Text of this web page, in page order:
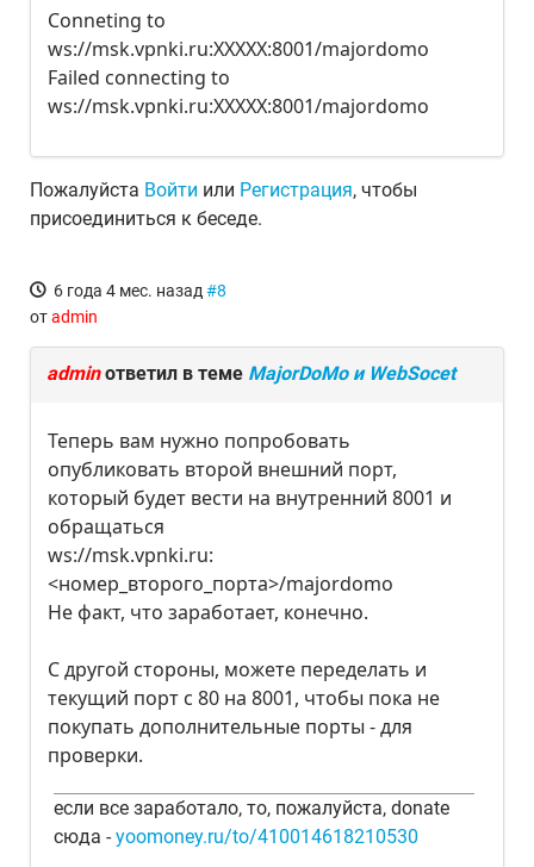
Conneting to
ws://msk.vpnki.ru:XXXXX:8001/majordomo
Failed connecting to
ws://msk.vpnki.ru:XXXXX:8001/majordomo
Пожалуйста Войти или Регистрация, чтобы
присоединиться к беседе.
6 года 4 мес. назад #8
отadmin
adminответил в теме MajorDoMo и WebSocet
Теперь вам нужно попробовать
опубликовать второй внешний порт,
который будет вести на внутренний 8001 и
обращаться
ws://msk.vpnki.ru:
<номер_второго_порта>/majordomo
Не факт, что заработает, конечно.
С другой стороны, можете переделать и
текущий порт с 80 на 8001, чтобы пока не
покупать дополнительные порты - для
проверки.
если все заработало, то, пожалуйста, donate
сюда -yoomoney.ru/to/410014618210530